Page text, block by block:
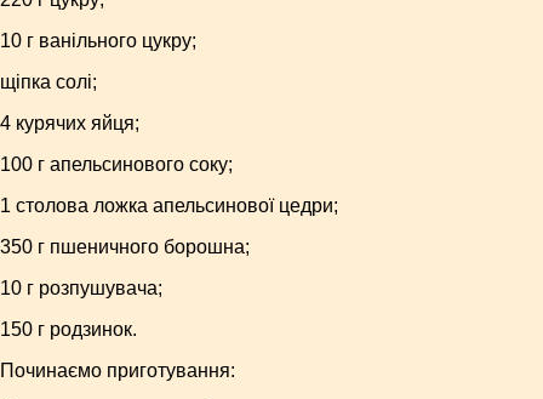
10 г ванільного цукру;
щіпка солі;
4 курячих яйця;
100 г апельсинового соку;
1 столова ложка апельсинової цедри;
350 г пшеничного борошна;
10 г розпушувача;
150 г родзинок.
Починаємо приготування: